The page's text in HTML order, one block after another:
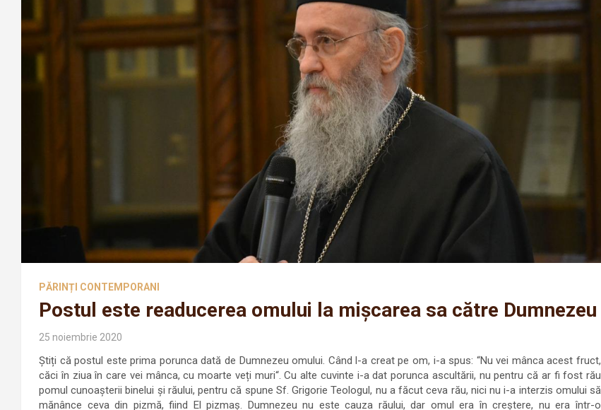
PĂRINȚI CONTEMPORANI
Postul este readucerea omului la mișcarea sa către Dumnezeu
25 noiembrie 2020
Știți că postul este prima porunca dată de Dumnezeu omului. Când l-a creat pe om, i-a spus: “Nu vei mânca acest fruct,
căci în ziua în care vei mânca, cu moarte veți muri“. Cu alte cuvinte i-a dat porunca ascultării, nu pentru că ar fi fost rău
pomul cunoașterii binelui și răului, pentru că spune Sf. Grigorie Teologul, nu a făcut ceva rău, nici nu i-a interzis omului să
mănânce ceva din pizmă, fiind El pizmaș. Dumnezeu nu este cauza răului, dar omul era în creștere, nu era într-o